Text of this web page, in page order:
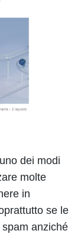
dei modi
molte
in
se le
anziché